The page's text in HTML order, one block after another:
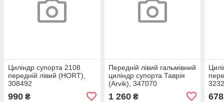
Циліндр супорта 2108
передній лівий (HORT),
308492
990 ₴
Передній лівий гальмівний
циліндр супорта Таврія
(Arvik), 347070
1 260₴ 678